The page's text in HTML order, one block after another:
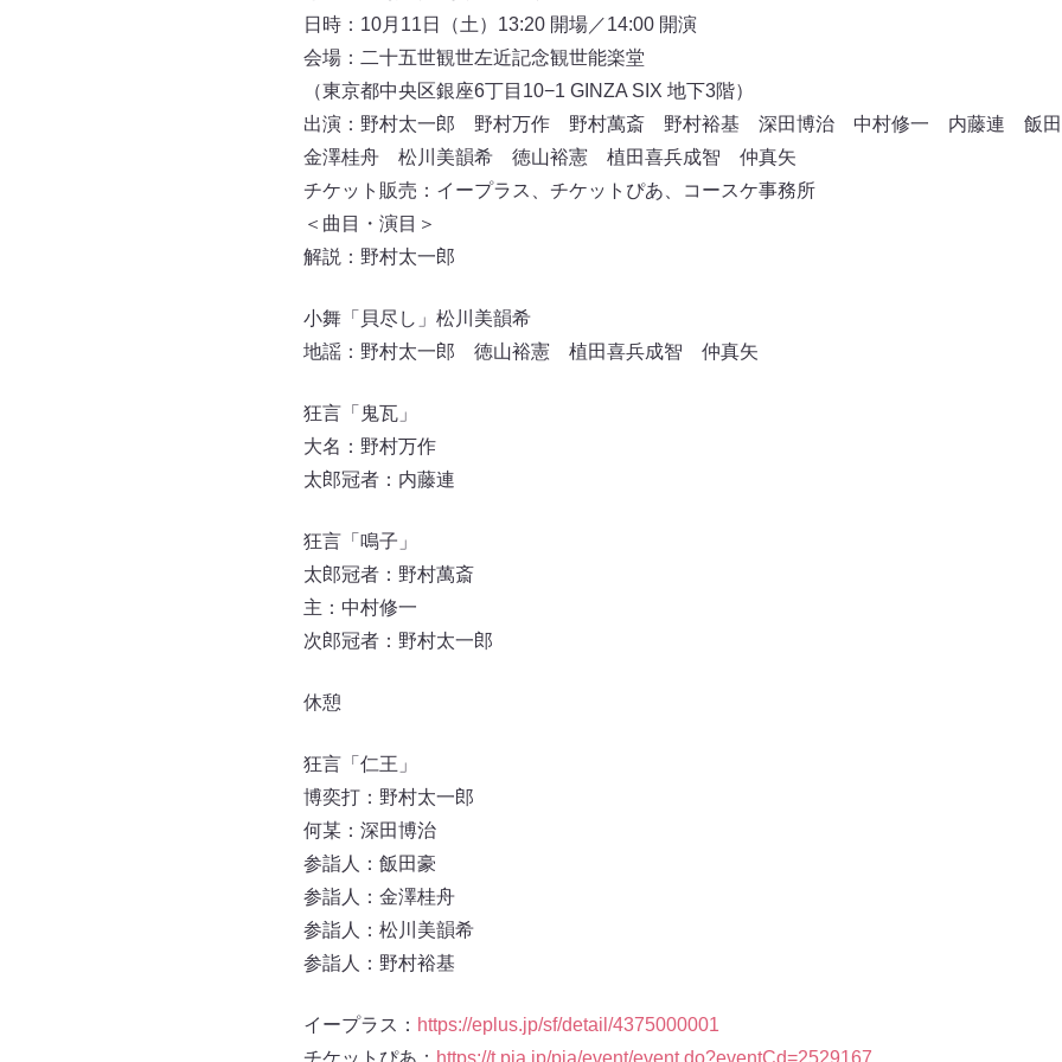
日時：10月11日（土）13:20 開場／14:00 開演
会場：二十五世観世左近記念観世能楽堂
（東京都中央区銀座6丁目10−1 GINZA SIX 地下3階）
出演：野村太一郎 野村万作 野村萬斎 野村裕基 深田博治 中村修一 内藤連 飯
金澤桂舟 松川美韻希 徳山裕憲 植田喜兵成智 仲真矢
チケット販売：イープラス、チケットぴあ、コースケ事務所
＜曲目・演目＞
解説：野村太一郎
小舞「貝尽し」松川美韻希
地謡：野村太一郎 徳山裕憲 植田喜兵成智 仲真矢
狂言「鬼瓦」
大名：野村万作
太郎冠者：内藤連
狂言「鳴子」
太郎冠者：野村萬斎
主：中村修一
次郎冠者：野村太一郎
休憩
狂言「仁王」
博奕打：野村太一郎
何某：深田博治
参詣人：飯田豪
参詣人：金澤桂舟
参詣人：松川美韻希
参詣人：野村裕基
イープラス： https://eplus.jp/sf/detail/4375000001